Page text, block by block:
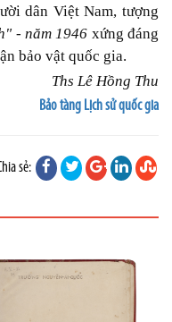
dân Việt Nam, tượng
- năm 1946 xứng đáng
bảo vật quốc gia.
Ths Lê Hồng Thu
Bảo tàng Lịch sử quốc gia
sẻ: